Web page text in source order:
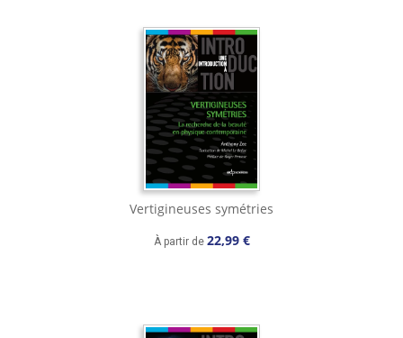
Vertigineuses symétries
À partir de 22,99 €